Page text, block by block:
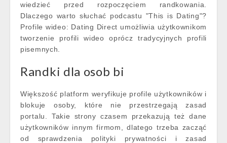
wiedzieć przed rozpoczęciem randkowania.
Dlaczego warto słuchać podcastu "This is Dating"?
Profile wideo: Dating Direct umożliwia użytkownikom
tworzenie profili wideo oprócz tradycyjnych profili
pisemnych.
Randki dla osob bi
Większość platform weryfikuje profile użytkowników i
blokuje osoby, które nie przestrzegają zasad
portalu. Takie strony czasem przekazują też dane
użytkowników innym firmom, dlatego trzeba zacząć
od sprawdzenia polityki prywatności i zasad